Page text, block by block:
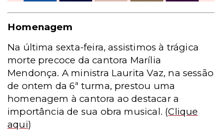
Homenagem
Na última sexta-feira, assistimos à trágica
morte precoce da cantora Marília
Mendonça. A ministra Laurita Vaz, na sessão
de ontem da 6ª turma, prestou uma
homenagem à cantora ao destacar a
importância de sua obra musical. (Clique
aqui)